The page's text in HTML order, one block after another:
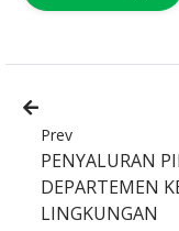
Prev
PENYALURAN
DEPARTEMEN
LINGKUNGAN